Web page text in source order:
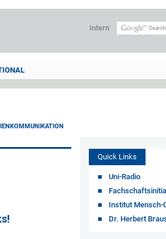
Intern
Quick Links
Uni-Radio
Institut Mensch-
Dr. Herbert